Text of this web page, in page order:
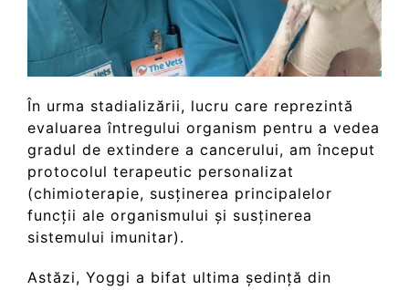
În urma stadializării, lucru care reprezintă
evaluarea întregului organism pentru a vedea
gradul de extindere a cancerului, am început
protocolul terapeutic personalizat
(chimioterapie, susținerea principalelor
funcții ale organismului și susținerea
sistemului imunitar).
Astăzi, Yoggi a bifat ultima ședință din